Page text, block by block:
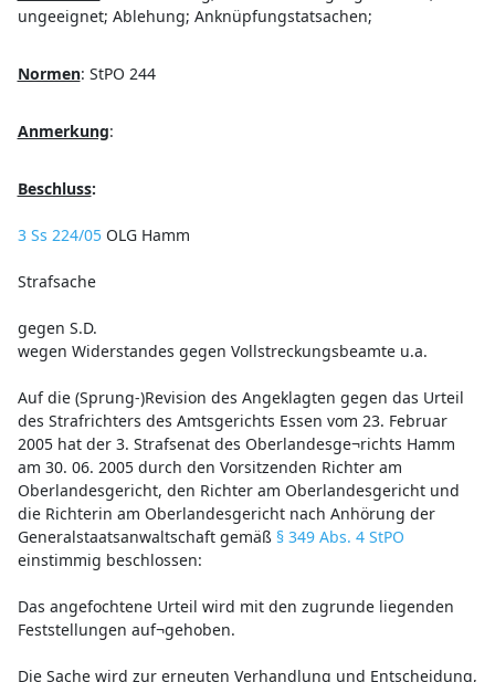
ungeeignet; Ablehung; Anknüpfungstatsachen;
Normen: StPO 244
Anmerkung:
Beschluss:
3 Ss 224/05OLG Hamm
Strafsache
gegen S.D.
wegen Widerstandes gegen Vollstreckungsbeamte u.a.
Auf die (Sprung-)Revision des Angeklagten gegen das Urteil
des Strafrichters des Amtsgerichts Essen vom 23. Februar
2005 hat der 3. Strafsenat des Oberlandesge¬richts Hamm
am 30. 06. 2005 durch den Vorsitzenden Richter am
Oberlandesgericht, den Richter am Oberlandesgericht und
die Richterin am Oberlandesgericht nach Anhörung der
Generalstaatsanwaltschaft gemäß § 349 Abs. 4 StPO
einstimmig beschlossen:
Das angefochtene Urteil wird mit den zugrunde liegenden
Feststellungen auf¬gehoben.
Die Sache wird zur erneuten Verhandlung und Entscheidung,